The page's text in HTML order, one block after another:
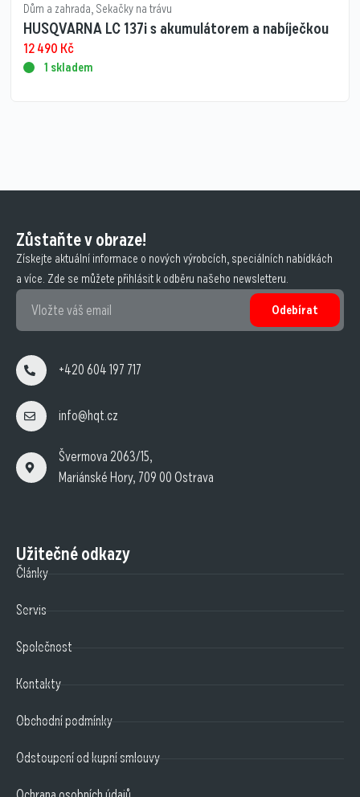
Dům a zahrada, Sekačky na trávu
HUSQVARNA LC 137i s akumulátorem a nabíječkou
12 490 Kč
1 skladem
Zůstaňte v obraze!
Získejte aktuální informace o nových výrobcích, speciálních nabídkách
a více. Zde se můžete přihlásit k odběru našeho newsletteru.
Odebírat
+420 604 197 717
info@hqt.cz
Švermova 2063/15,
Mariánské Hory, 709 00 Ostrava
Užitečné odkazy
Články
Servis
Společnost
Kontakty
Obchodní podmínky
Odstoupení od kupní smlouvy